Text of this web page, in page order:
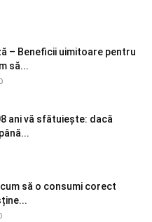
– Beneficii uimitoare pentru
să...
ani vă sfătuiește: dacă
să o consumi corect